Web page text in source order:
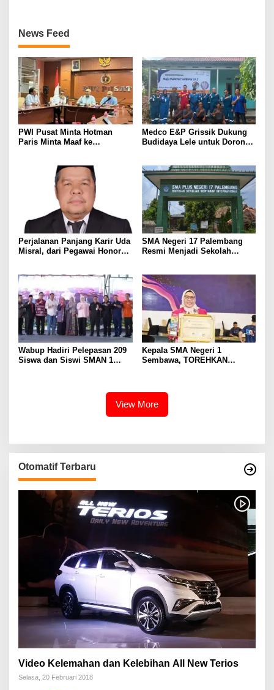
News Feed
PWI Pusat Minta Hotman
Paris Minta Maaf ke
Medco E&P Grissik Dukung
Budidaya Lele untuk Dorong
Perjalanan Panjang Karir Uda
Misral, dari Pegawai Honorer
Eselon III
SMA Negeri 17 Palembang
Resmi Menjadi Sekolah
Wabup Hadiri Pelepasan 209
Siswa dan Siswi SMAN 1
Kepala SMA Negeri 1
Sembawa, TOREHKAN
View More
Otomatif Terbaru
Video Kelemahan dan Kelebihan All New Terios
Selasa, 20 Februari 2018